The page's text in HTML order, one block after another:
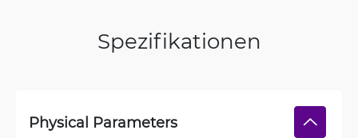
Spezifikationen
Physical Parameters